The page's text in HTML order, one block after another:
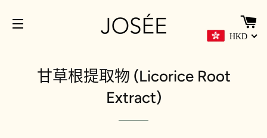
HKD
甘草根提取物 (Licorice Root
Extract)